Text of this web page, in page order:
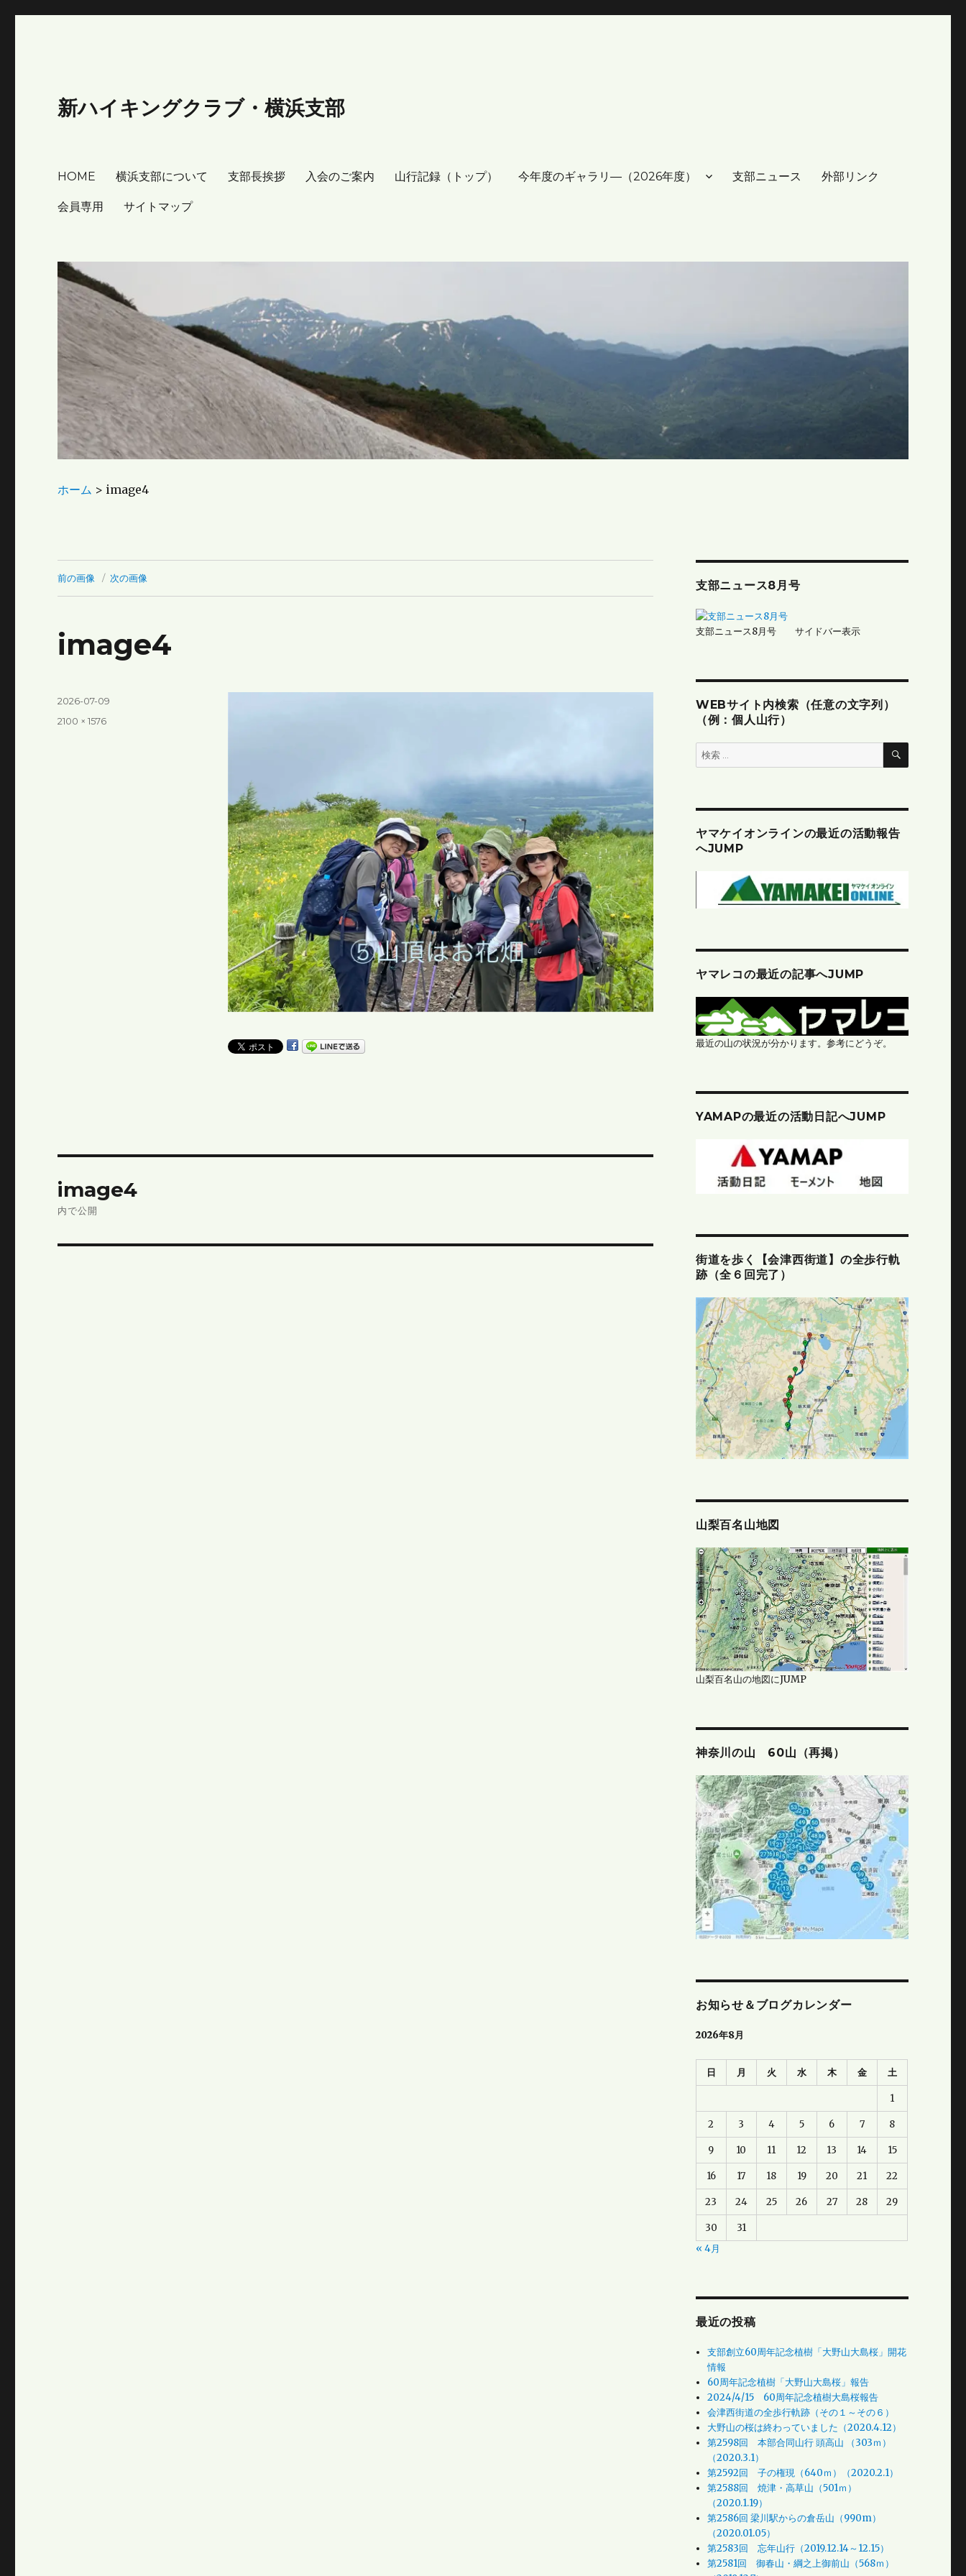
新ハイキングクラブ・横浜支部
HOME 横浜支部について 支部長挨拶 入会のご案内 山行記録（トップ） 今年度のギャラリ―（2026年度） 支部ニュース 外部リンク
会員専用 サイトマップ
ホーム > image4
前の画像 次の画像
image4
投
2026-07-09
フ
2100 × 1576
稿
image4
内で公開
支部ニュース8月号
支部ニュース8月号 サイドバー表示
WEBサイト内検索（任意の文字列）
（例：個人山行）
検
索:
検
ヤマケイオンラインの最近の活動報告
へJUMP
ヤマレコの最近の記事へJUMP
最近の山の状況が分かります。参考にどうぞ。
YAMAPの最近の活動日記へJUMP
街道を歩く【会津西街道】の全歩行軌
跡（全６回完了）
山梨百名山地図
山梨百名山の地図にJUMP
神奈川の山 60山（再掲）
お知らせ＆ブログカレンダー
2026年8月
日 月 火 水 木 金 土
1
2 3 4 5 6 7 8
9 10 11 12 13 14 15
16 17 18 19 20 21 22
23 24 25 26 27 28 29
30
31
« 4月
最近の投稿
支部創立60周年記念植樹「大野山大島桜」開花
情報
60周年記念植樹「大野山大島桜」報告
2024/4/15 60周年記念植樹大島桜報告
会津西街道の全歩行軌跡（その１～その６）
大野山の桜は終わっていました（2020.4.12）
第2598回 本部合同山行 頭高山 （303ｍ）
（2020.3.1）
第2592回 子の権現（640ｍ）（2020.2.1）
第2588回 焼津・高草山（501ｍ）
（2020.1.19）
第2586回 梁川駅からの倉岳山（990m）
（2020.01.05）
第2583回 忘年山行（2019.12.14～12.15）
第2581回 御春山・綱之上御前山（568ｍ）